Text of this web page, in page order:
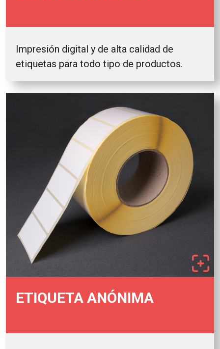
Impresión digital y de alta calidad de
etiquetas para todo tipo de productos.
ETIQUETA ANÓNIMA